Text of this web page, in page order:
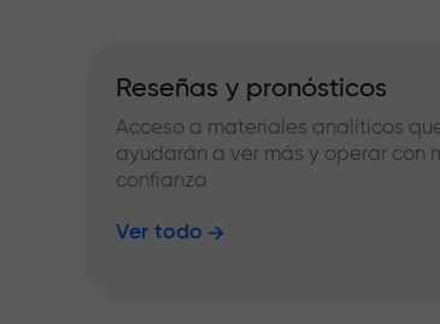
Reseñas y pronósticos
Acceso a materiales analíticos
ayudarán a ver más y operar con
confianza
Ver todo